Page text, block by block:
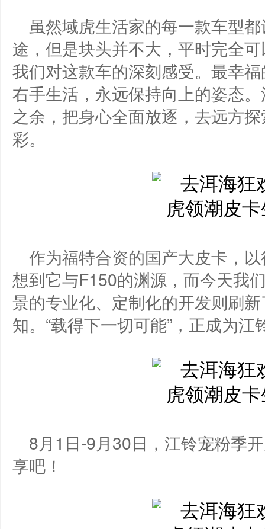
虽然域虎生活家的每一款车型
途，但是块头并不大，平时完全
我们对这款车的深刻感受。最幸
右手生活，永远保持向上的姿态
之余，把身心全面放逐，去远方
彩。
作为福特合资的国产大皮卡，
想到它与F150的渊源，而今天我
景的专业化、定制化的开发则刷
知。“载得下一切可能”，正成为
8月1日-9月30日，江铃宠粉季
享吧！